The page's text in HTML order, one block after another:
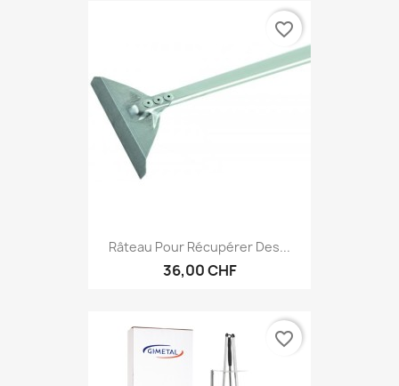
Râteau Pour Récupérer Des...
36,00 CHF
favorite_border
favorite_border